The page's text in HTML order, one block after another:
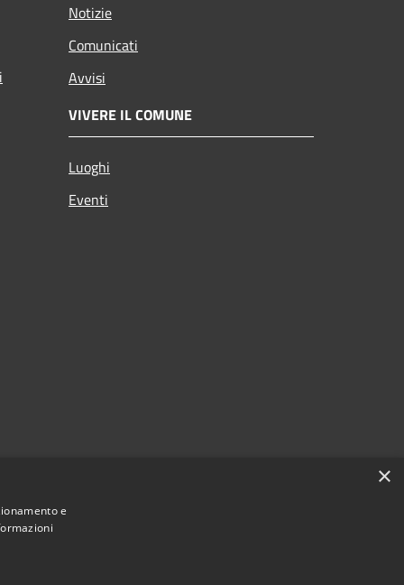
Notizie
Comunicati
Avvisi
VIVERE IL COMUNE
Luoghi
Eventi
×
e